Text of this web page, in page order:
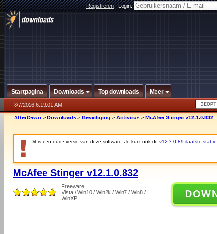
Registreren|Login:
Startpagina Downloads Top downloads Meer
8/7/2026 6:19:01 AM
AfterDawn > Downloads > Beveiliging > Antivirus > McAfee Stinger v12.1.0.832
Dit is een oude versie van deze software. Je kunt ook de v12.2.0.89 (laatste
McAfee Stinger v12.1.0.832
Freeware
Vista / Win10 / Win2k / Win7 / Win8 /
WinXP